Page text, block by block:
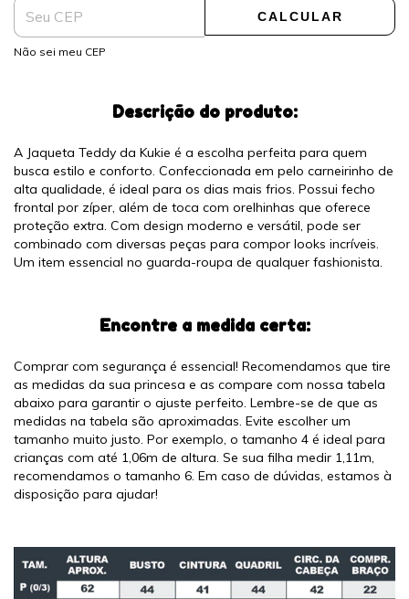
CALCULAR
Não sei meu CEP
Descrição do produto:
A Jaqueta Teddy da Kukie é a escolha perfeita para quem
busca estilo e conforto. Confeccionada em pelo carneirinho de
alta qualidade, é ideal para os dias mais frios. Possui fecho
frontal por zíper, além de toca com orelhinhas que oferece
proteção extra. Com design moderno e versátil, pode ser
combinado com diversas peças para compor looks incríveis.
Um item essencial no guarda-roupa de qualquer fashionista.
Encontre a medida certa:
Comprar com segurança é essencial! Recomendamos que tire
as medidas da sua princesa e as compare com nossa tabela
abaixo para garantir o ajuste perfeito. Lembre-se de que as
medidas na tabela são aproximadas. Evite escolher um
tamanho muito justo. Por exemplo, o tamanho 4 é ideal para
crianças com até 1,06m de altura. Se sua filha medir 1,11m,
recomendamos o tamanho 6. Em caso de dúvidas, estamos à
disposição para ajudar!